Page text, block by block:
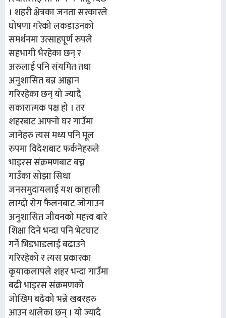
। शहरी क्षेत्रका जनता सरकारले
घोषणा गरेको लकडाउनको
समर्थनमा उत्साहपूर्ण रुपले
सहभागी भैरहेका छन् र
अरुलाई पनि संयमित तथा
अनुशासित बन्न आह्वान
गरिरहेका छन् यो ज्यादै
सकारात्मक पक्ष हो । तर
शहरबाट आफ्नो घर गाउँमा
जानेहरु त्यस मध्य पनि मूल
रुपमा विदेशबाट फर्कनेहरुले
भाइरस संक्रमणबाट बच्न
गाउँका सोझा सिधा
जनसमुदायलाई यश काहाली
लाग्दो रोग फैलनबाट जोगाउन
अनुशासित जीवनको महत्त्व बारे
शिक्षा दिने भन्दा पनि भेटघाट
गर्ने भिडभाडलाई बढाउने
गरिरहेको र त्यस प्रकारका
कृयाकलापले शहर भन्दा गाउँमा
बढी भाइरस संक्रमणको
जोखिम बढेको भन्ने खबरहरु
आउन थालेका छन् । यो ज्यादै